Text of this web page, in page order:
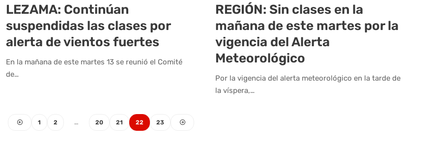
LEZAMA: Continúan
suspendidas las clases por
alerta de vientos fuertes
En la mañana de este martes 13 se reunió el Comité
de…
REGIÓN: Sin clases en la
mañana de este martes por la
vigencia del Alerta
Meteorológico
Por la vigencia del alerta meteorológico en la tarde de
la víspera,…
1 2 … 20 21 22 23